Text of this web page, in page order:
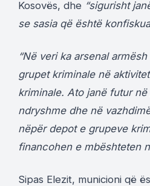
Kosovës, dhe “sigurisht
se sasia që është
“Në veri ka arsenal
grupet kriminale në
kriminale. Ato janë futur
ndryshme dhe në
nëpër depot e grupeve
financohen e mbështeten
Sipas Elezit, municioni që